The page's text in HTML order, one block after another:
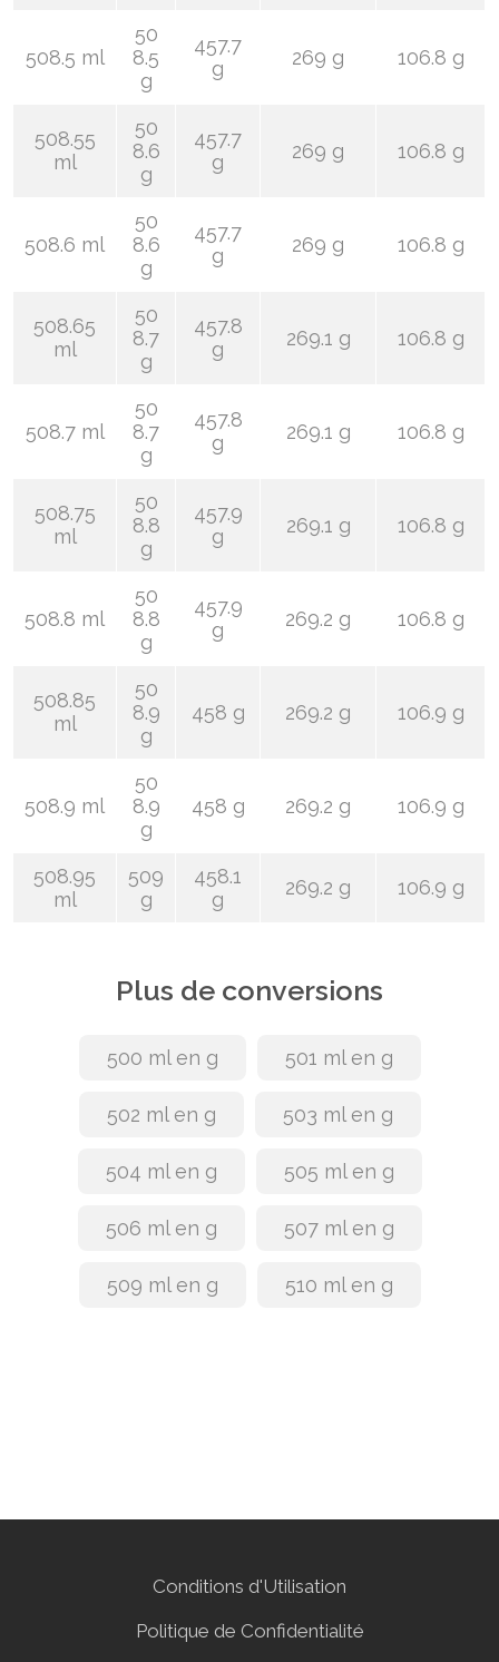
508.5 ml
50
8.5
g
457.7
g
269 g 106.8 g
508.55
ml
50
8.6
g
457.7
g
269 g 106.8 g
508.6 ml
50
8.6
g
457.7
g
269 g 106.8 g
508.65
ml
50
8.7
g
457.8
g
269.1 g 106.8 g
508.7 ml
50
8.7
g
457.8
g
269.1 g 106.8 g
508.75
ml
50
8.8
g
457.9
g
269.1 g 106.8 g
508.8 ml
50
8.8
g
457.9
g
269.2 g 106.8 g
508.85
ml
50
8.9
g
458 g 269.2 g 106.9 g
508.9 ml
50
8.9
g
458 g 269.2 g 106.9 g
508.95
ml
509
g
458.1
g
269.2 g 106.9 g
Plus de conversions
500 ml en g 501 ml en g
502 ml en g 503 ml en g
504 ml en g 505 ml en g
506 ml en g 507 ml en g
509 ml en g 510 ml en g
Conditions d'Utilisation
Politique de Confidentialité